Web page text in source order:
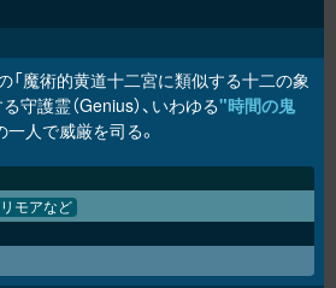
の「魔術的黄道十二宮に類似する十二の象
守護霊（Genius）、いわゆる"時間の鬼
人で威厳を司る。
モアなど